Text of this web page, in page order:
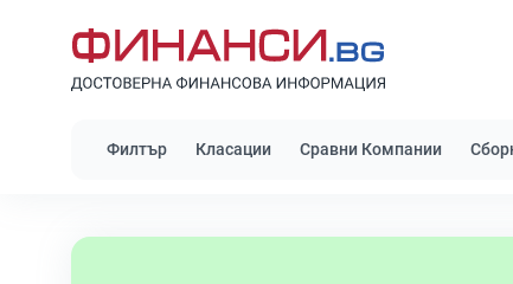
Филтър Класации Сравни Компании